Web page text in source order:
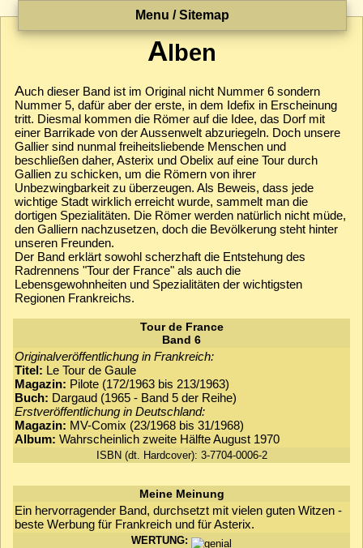
Menu / Sitemap
Alben
Auch dieser Band ist im Original nicht Nummer 6 sondern
Nummer 5, dafür aber der erste, in dem Idefix in Erscheinung
tritt. Diesmal kommen die Römer auf die Idee, das Dorf mit
einer Barrikade von der Aussenwelt abzuriegeln. Doch unsere
Gallier sind nunmal freiheitsliebende Menschen und
beschließen daher, Asterix und Obelix auf eine Tour durch
Gallien zu schicken, um die Römern von ihrer
Unbezwingbarkeit zu überzeugen. Als Beweis, dass jede
wichtige Stadt wirklich erreicht wurde, sammelt man die
dortigen Spezialitäten. Die Römer werden natürlich nicht müde,
den Galliern nachzusetzen, doch die Bevölkerung steht hinter
unseren Freunden.
Der Band erklärt sowohl scherzhaft die Entstehung des
Radrennens "Tour der France" als auch die
Lebensgewohnheiten und Spezialitäten der wichtigsten
Regionen Frankreichs.
Tour de France
Band 6
Originalveröffentlichung in Frankreich:
Titel: Le Tour de Gaule
Magazin: Pilote (172/1963 bis 213/1963)
Buch: Dargaud (1965 - Band 5 der Reihe)
Erstveröffentlichung in Deutschland:
Magazin: MV-Comix (23/1968 bis 31/1968)
Album: Wahrscheinlich zweite Hälfte August 1970
ISBN (dt. Hardcover): 3-7704-0006-2
Meine Meinung
Ein hervorragender Band, durchsetzt mit vielen guten Witzen -
beste Werbung für Frankreich und für Asterix.
WERTUNG: